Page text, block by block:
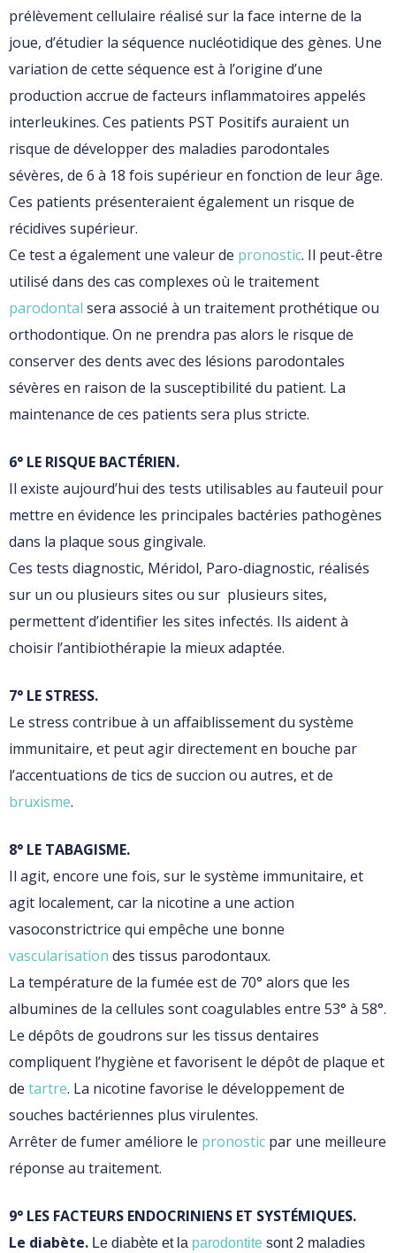
prélèvement cellulaire réalisé sur la face interne de la
joue, d’étudier la séquence nucléotidique des gènes. Une
variation de cette séquence est à l’origine d’une
production accrue de facteurs inflammatoires appelés
interleukines. Ces patients PST Positifs auraient un
risque de développer des maladies parodontales
sévères, de 6 à 18 fois supérieur en fonction de leur âge.
Ces patients présenteraient également un risque de
récidives supérieur.
Ce test a également une valeur de pronostic. Il peut-être
utilisé dans des cas complexes où le traitement
parodontal sera associé à un traitement prothétique ou
orthodontique. On ne prendra pas alors le risque de
conserver des dents avec des lésions parodontales
sévères en raison de la susceptibilité du patient. La
maintenance de ces patients sera plus stricte.
6° LE RISQUE BACTÉRIEN.
Il existe aujourd’hui des tests utilisables au fauteuil pour
mettre en évidence les principales bactéries pathogènes
dans la plaque sous gingivale.
Ces tests diagnostic, Méridol, Paro-diagnostic, réalisés
sur un ou plusieurs sites ou sur plusieurs sites,
permettent d’identifier les sites infectés. Ils aident à
choisir l’antibiothérapie la mieux adaptée.
7° LE STRESS.
Le stress contribue à un affaiblissement du système
immunitaire, et peut agir directement en bouche par
l’accentuations de tics de succion ou autres, et de
bruxisme.
8° LE TABAGISME.
Il agit, encore une fois, sur le système immunitaire, et
agit localement, car la nicotine a une action
vasoconstrictrice qui empêche une bonne
vascularisation des tissus parodontaux.
La température de la fumée est de 70° alors que les
albumines de la cellules sont coagulables entre 53° à 58°.
Le dépôts de goudrons sur les tissus dentaires
compliquent l’hygiène et favorisent le dépôt de plaque et
de tartre. La nicotine favorise le développement de
souches bactériennes plus virulentes.
Arrêter de fumer améliore le pronostic par une meilleure
réponse au traitement.
9° LES FACTEURS ENDOCRINIENS ET SYSTÉMIQUES.
Le diabète. Le diabète et la parodontite sont 2 maladies